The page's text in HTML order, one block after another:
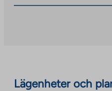
in
Lägenheter och